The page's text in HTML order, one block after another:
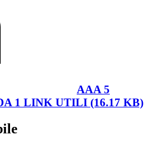
AAA 5
1 LINK UTILI (16.17 KB)